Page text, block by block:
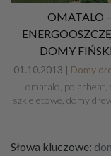
OMATALO –
DOMY
01.10.2013 | Domy
omatalo, polarheat,
szkieletowe, domy
Słowa kluczowe: